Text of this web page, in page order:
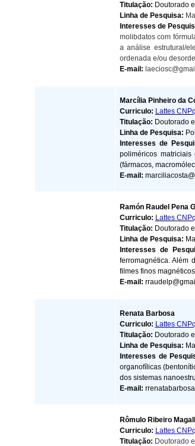
Titulação: Doutorado
Linha de Pesquisa:
Interesses de
molibdatos com
a análise estrutural/
ordenada e/ou
E-mail:
Marcília Pinheiro da
Curriculo: Lattes CNPq
Titulação: Doutorado
Linha de Pesquisa:
Interesses de
poliméricos
(fármacos,
E-mail:
Ramón Raudel Pena
Curriculo: Lattes CNPq
Titulação: Doutorado
Linha de Pesquisa:
Interesses de
ferromagnética. Além
filmes finos
E-mail:
Renata Barbosa
Curriculo: Lattes CNPq
Titulação: Doutorado
Linha de Pesquisa:
Interesses de
organofílicas
dos sistemas
E-mail:
Rômulo Ribeiro
Curriculo: Lattes CNPq
Titulação: Doutorado